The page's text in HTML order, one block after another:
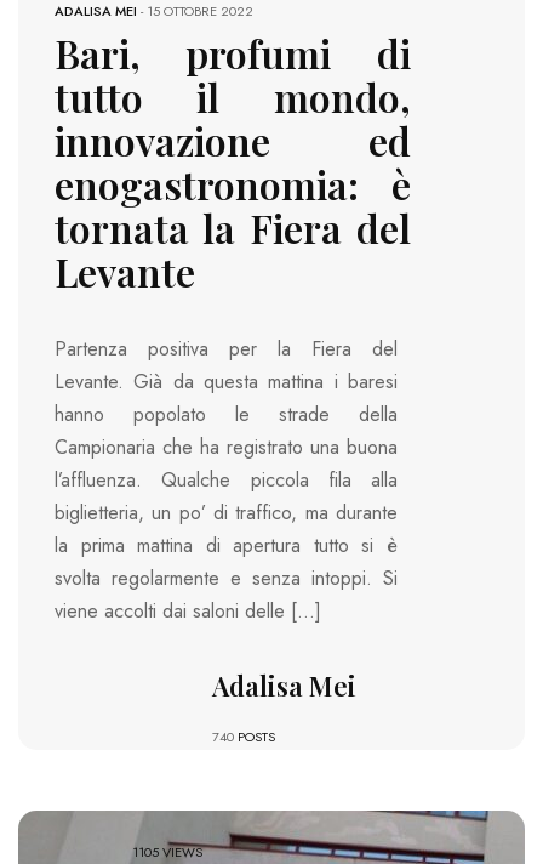
ADALISA MEI -15 OTTOBRE 2022
Bari, profumi di
tutto il mondo,
innovazione ed
enogastronomia: è
tornata la Fiera del
Levante
Partenza positiva per la Fiera del
Levante. Già da questa mattina i baresi
hanno popolato le strade della
Campionaria che ha registrato una buona
l’affluenza. Qualche piccola fila alla
biglietteria, un po’ di traffico, ma durante
la prima mattina di apertura tutto si è
svolta regolarmente e senza intoppi. Si
viene accolti dai saloni delle […]
Adalisa Mei
740 POSTS
1105 VIEWS